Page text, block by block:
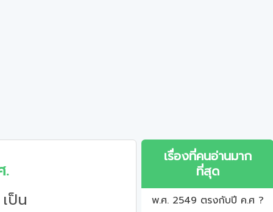
.
ป็น
เรื่องที่คนอ่านมาก
ที่สุด
พ.ศ. 2549 ตรงกับปี ค.ศ ?